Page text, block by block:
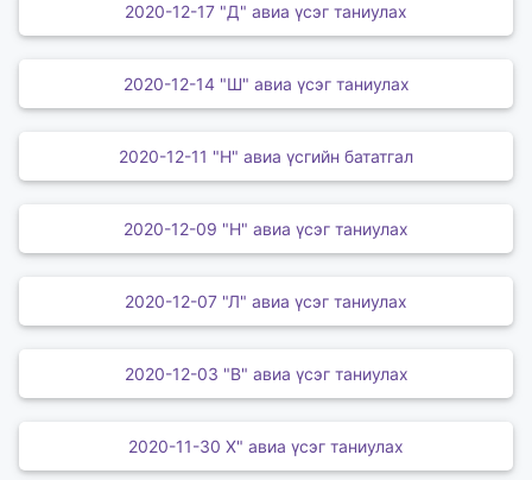
2020-12-17 "Д" авиа үсэг таниулах
2020-12-14 "Ш" авиа үсэг таниулах
2020-12-11 "Н" авиа үсгийн бататгал
2020-12-09 "Н" авиа үсэг таниулах
2020-12-07 "Л" авиа үсэг таниулах
2020-12-03 "В" авиа үсэг таниулах
2020-11-30 Х" авиа үсэг таниулах